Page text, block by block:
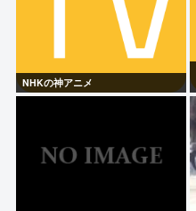
NHKの神アニメ